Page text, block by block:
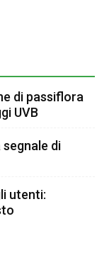
di passiflora
UVB
di
utenti: